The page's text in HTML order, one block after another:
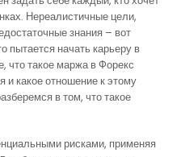
Нереалистичные цели,
знания – вот
пытается начать карьеру в
что такое маржа в Форекс
и какое отношение к этому
в том, что такое
рисками, применяя